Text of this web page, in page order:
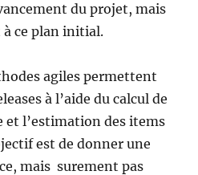
du projet, mais
à ce plan initial.
agiles permettent
à l’aide du calcul de
et l’estimation des items
est de donner une
mais surement pas